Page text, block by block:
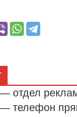
— отдел
— телефон